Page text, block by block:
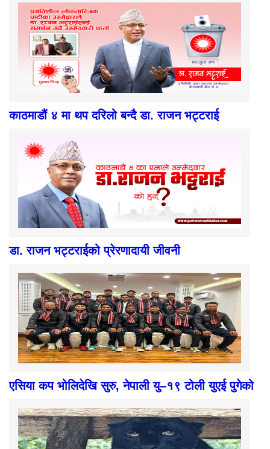
काठमाडौं ४ मा थप दरिलो बन्दै डा. राजन भट्टराई
डा. राजन भट्टराईको प्रेरणादायी जीवनी
एसिया कप भोलिदेखि सुरु, नेपाली यु–१९ टोली युएई पुगेको